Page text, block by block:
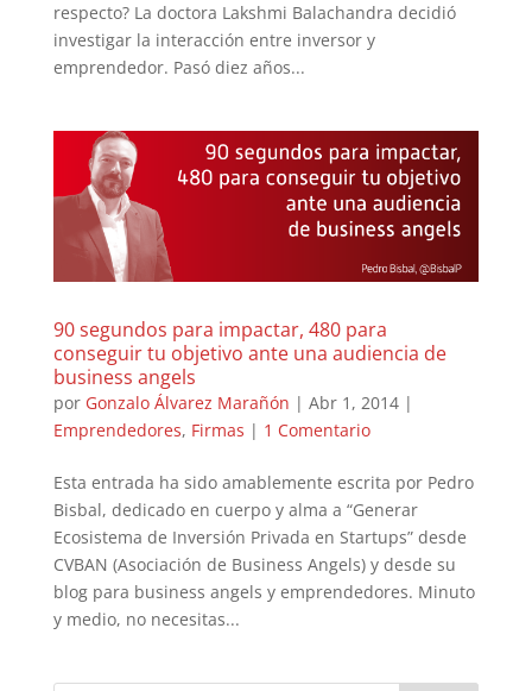
respecto? La doctora Lakshmi Balachandra decidió
investigar la interacción entre inversor y
emprendedor. Pasó diez años...
90 segundos para impactar, 480 para
conseguir tu objetivo ante una audiencia de
business angels
por Gonzalo Álvarez Marañón | Abr 1, 2014|
Emprendedores, Firmas | 1 Comentario
Esta entrada ha sido amablemente escrita por Pedro
Bisbal, dedicado en cuerpo y alma a “Generar
Ecosistema de Inversión Privada en Startups” desde
CVBAN (Asociación de Business Angels) y desde su
blog para business angels y emprendedores. Minuto
y medio, no necesitas...